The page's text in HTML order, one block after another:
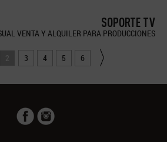
SOPORTE TV
VENTA Y ALQUILER PARA PRODUCCIONES
2 3 4 5 6